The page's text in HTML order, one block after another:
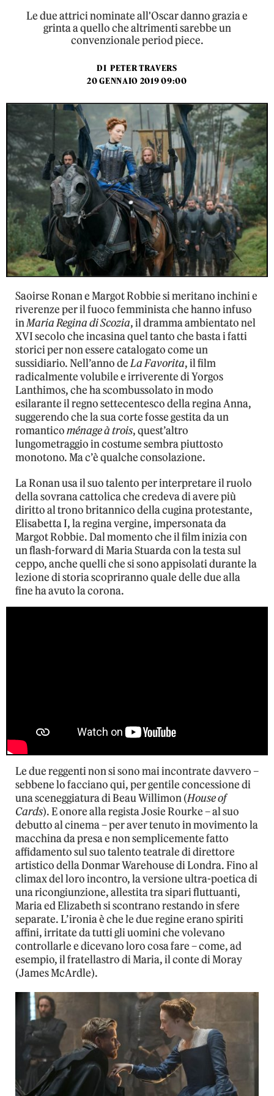
Le due attrici nominate all'Oscar danno grazia e
grinta a quello che altrimenti sarebbe un
convenzionale period piece.
DI PETER TRAVERS
20 GENNAIO 2019 09:00
Saoirse Ronan e Margot Robbie si meritano inchini e
riverenze per il fuoco femminista che hanno infuso
inMaria Regina di Scozia, il dramma ambientato nel
XVI secolo che incasina quel tanto che basta i fatti
storici per non essere catalogato come un
sussidiario. Nell’anno deLa Favorita, il film
radicalmente volubile e irriverente di Yorgos
Lanthimos, che ha scombussolato in modo
esilarante il regno settecentesco della regina Anna,
suggerendo che la sua corte fosse gestita da un
romanticoménage à trois, quest’altro
lungometraggio in costume sembra piuttosto
monotono. Ma c’è qualche consolazione.
La Ronan usa il suo talento per interpretare il ruolo
della sovrana cattolica che credeva di avere più
diritto al trono britannico della cugina protestante,
Elisabetta I, la regina vergine, impersonata da
Margot Robbie. Dal momento che il film inizia con
un flash-forward di Maria Stuarda con la testa sul
ceppo, anche quelli che si sono appisolati durante la
lezione di storia scopriranno quale delle due alla
fine ha avuto la corona.
Le due reggenti non si sono mai incontrate davvero –
sebbene lo facciano qui, per gentile concessione di
una sceneggiatura di Beau Willimon (House of
Cards). E onore alla regista Josie Rourke – al suo
debutto al cinema – per aver tenuto in movimento la
macchina da presa e non semplicemente fatto
affidamento sul suo talento teatrale di direttore
artistico della Donmar Warehouse di Londra. Fino al
climax del loro incontro, la versione ultra-poetica di
una ricongiunzione, allestita tra sipari fluttuanti,
Maria ed Elizabeth si scontrano restando in sfere
separate. L’ironia è che le due regine erano spiriti
affini, irritate da tutti gli uomini che volevano
controllarle e dicevano loro cosa fare – come, ad
esempio, il fratellastro di Maria, il conte di Moray
(James McArdle).